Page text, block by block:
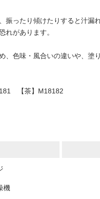
ったり傾けたりすると汁漏
れがあります。
、色味・風合いの違いや、塗
【茶】M18182
機